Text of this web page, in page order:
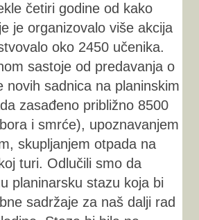
četiri godine od kako
je organizovalo više akcija
oko 2450 učenika.
sastoje od predavanja o
novih sadnica na planinskim
zasađeno približno 8500
i smrće), upoznavanjem
skupljanjem otpada na
turi. Odlučili smo da
planinarsku stazu koja bi
sadržaje za naš dalji rad